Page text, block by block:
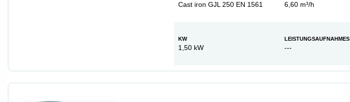
Cast iron GJL 250 EN 1561 6,60 m³/h
KW
1,50 kW
LEISTUNGSAUFNAHMES
---